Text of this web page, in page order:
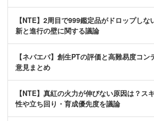
【NTE】2周目で999鑑定品がドロップしな
新と進行の壁に関する議論
【ネバエバ】創生PTの評価と高難易度コン
意見まとめ
【NTE】真紅の火力が伸びない原因は？ス
性や立ち回り・育成優先度を議論